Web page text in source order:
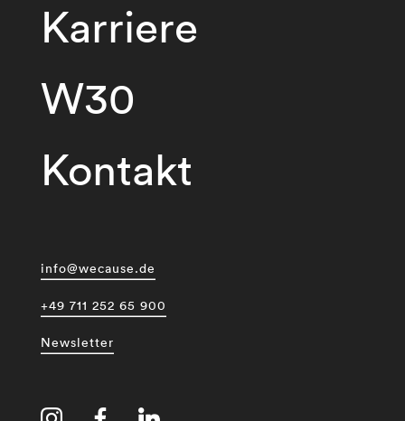
Karriere
W30
Kontakt
info@wecause.de
+49 711 252 65 900
Newsletter